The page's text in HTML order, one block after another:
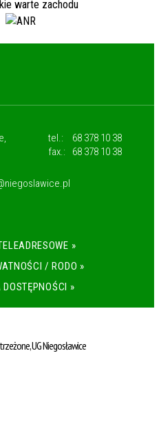
tel.:
68 378 10 38
fax.:
68 378 10 38
»
/ RODO »
»
UG Niegosławice